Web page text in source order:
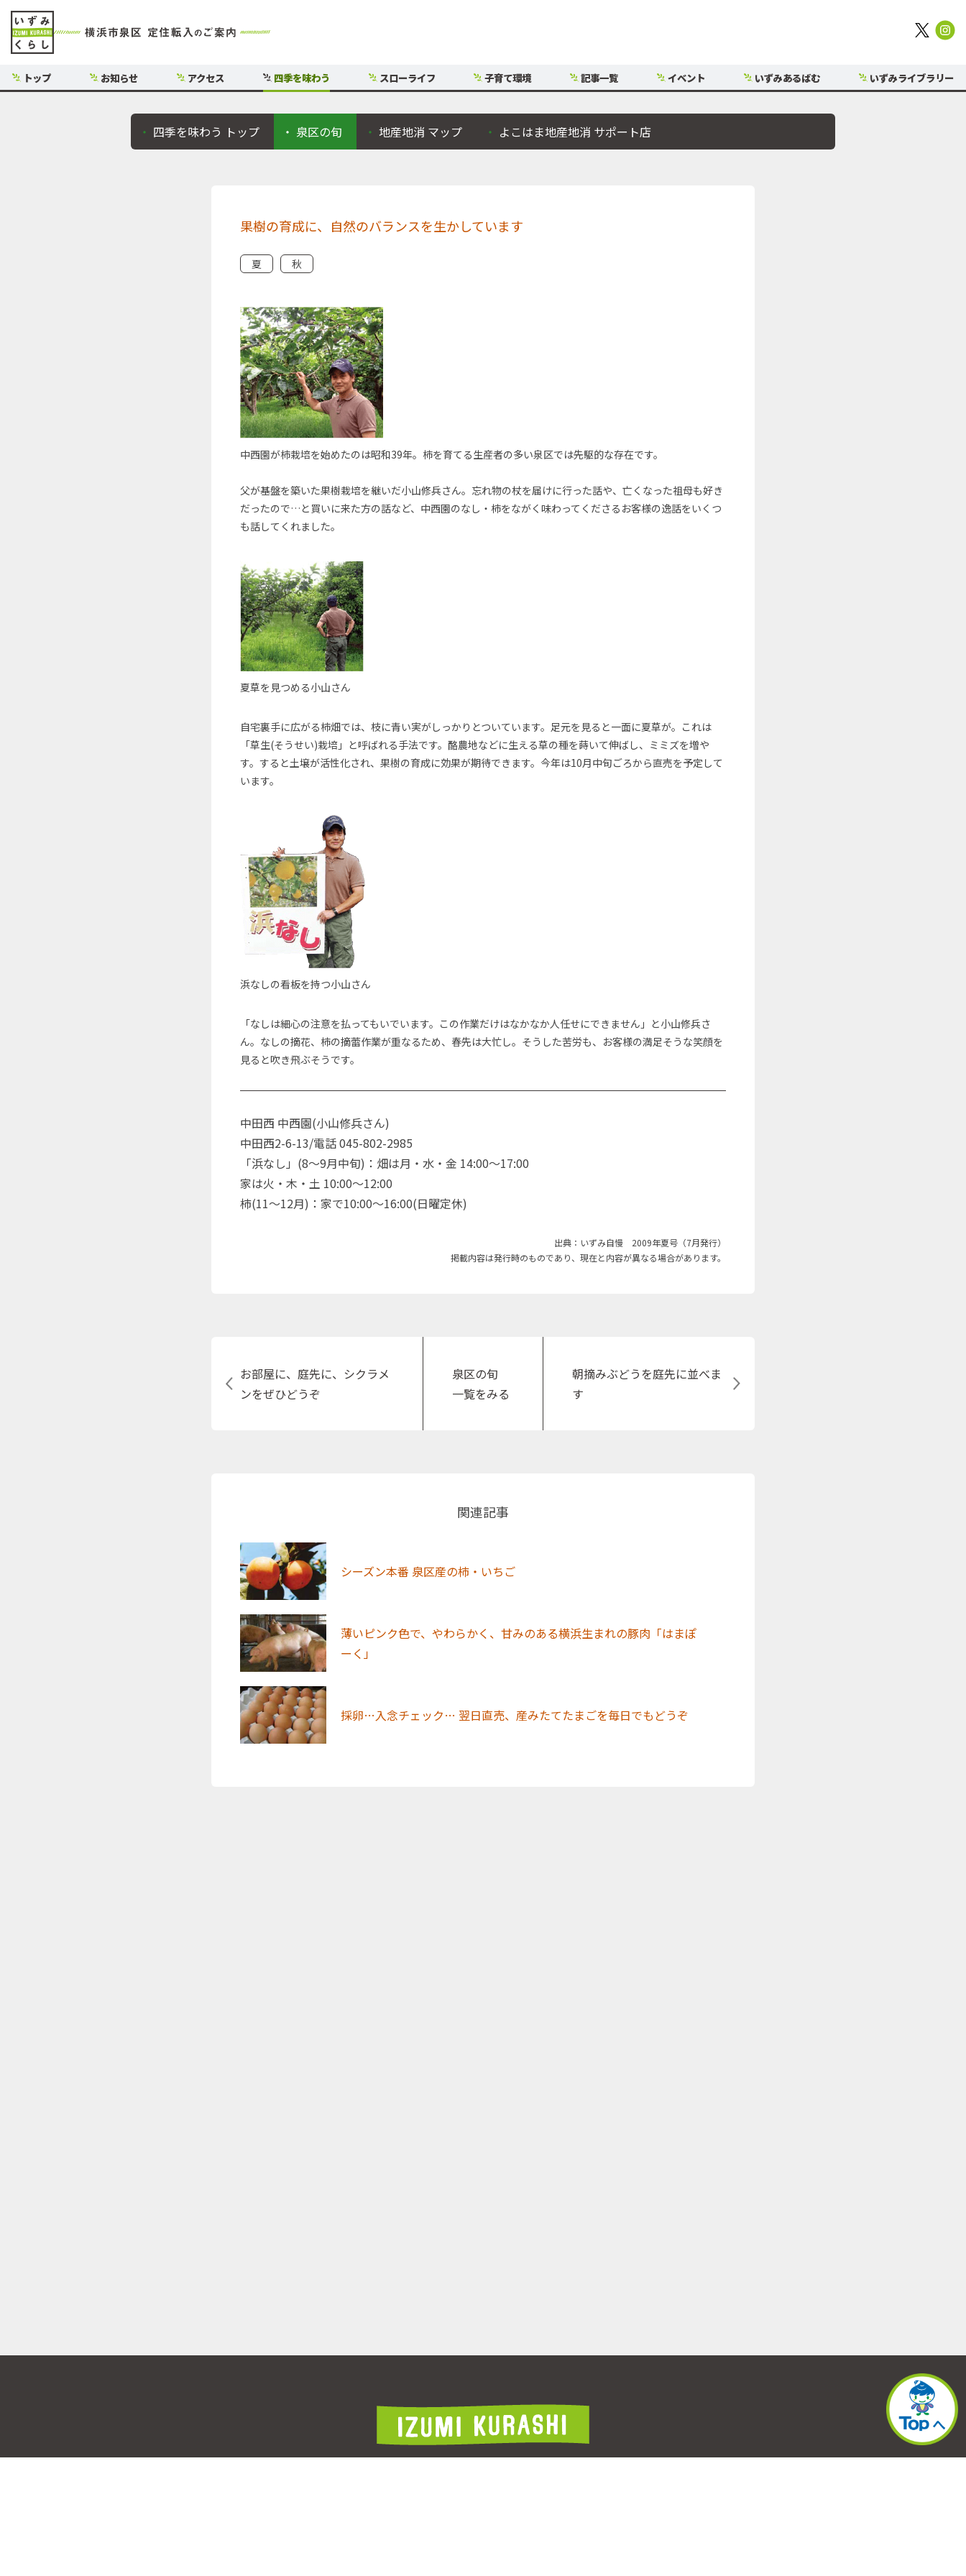
トップ お知らせ アクセス 四季を味わう スローライフ 子育て環境 記事一覧 イベント いずみあるばむ いずみライブラリー
四季を味わう トップ 泉区の旬 地産地消 マップ よこはま地産地消 サポート店
果樹の育成に、自然のバランスを生かしています
夏 秋
中西園が柿栽培を始めたのは昭和39年。柿を育てる生産者の多い泉区では先駆的な存在です。
父が基盤を築いた果樹栽培を継いだ小山修兵さん。忘れ物の杖を届けに行った話や、亡くなった祖母も好き
だったので…と買いに来た方の話など、中西園のなし・柿をながく味わってくださるお客様の逸話をいくつ
も話してくれました。
夏草を見つめる小山さん
自宅裏手に広がる柿畑では、枝に青い実がしっかりとついています。足元を見ると一面に夏草が。これは
「草生(そうせい)栽培」と呼ばれる手法です。酪農地などに生える草の種を蒔いて伸ばし、ミミズを増や
す。すると土壌が活性化され、果樹の育成に効果が期待できます。今年は10月中旬ごろから直売を予定して
います。
浜なしの看板を持つ小山さん
「なしは細心の注意を払ってもいでいます。この作業だけはなかなか人任せにできません」と小山修兵さ
ん。なしの摘花、柿の摘蕾作業が重なるため、春先は大忙し。そうした苦労も、お客様の満足そうな笑顔を
見ると吹き飛ぶそうです。
中田西 中西園(小山修兵さん)
中田西2-6-13/電話 045-802-2985
「浜なし」(8～9月中旬)：畑は月・水・金 14:00～17:00
家は火・木・土 10:00～12:00
柿(11～12月)：家で10:00～16:00(日曜定休)
出典：いずみ自慢 2009年夏号（7月発行）
掲載内容は発行時のものであり、現在と内容が異なる場合があります。
お部屋に、庭先に、シクラメ
ンをぜひどうぞ
泉区の旬
一覧をみる
朝摘みぶどうを庭先に並べま
す
関連記事
シーズン本番 泉区産の柿・いちご
薄いピンク色で、やわらかく、甘みのある横浜生まれの豚肉「はまぽ
ーく」
採卵…入念チェック… 翌日直売、産みたてたまごを毎日でもどうぞ